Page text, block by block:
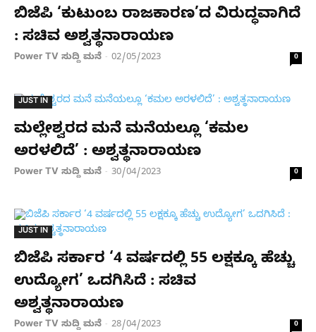
ಬಿಜೆಪಿ ‘ಕುಟುಂಬ ರಾಜಕಾರಣ’ದ ವಿರುದ್ಧವಾಗಿದೆ
: ಸಚಿವ ಅಶ್ವತ್ಥನಾರಾಯಣ
Power TV ಸುದ್ದಿ ಮನೆ - 02/05/2023 0
JUST IN
ಮಲ್ಲೇಶ್ವರದ ಮನೆ ಮನೆಯಲ್ಲೂ ‘ಕಮಲ
ಅರಳಲಿದೆ’ : ಅಶ್ವತ್ಥನಾರಾಯಣ
Power TV ಸುದ್ದಿ ಮನೆ - 30/04/2023 0
JUST IN
ಬಿಜೆಪಿ ಸರ್ಕಾರ ‘4 ವರ್ಷದಲ್ಲಿ 55 ಲಕ್ಷಕ್ಕೂ ಹೆಚ್ಚು
ಉದ್ಯೋಗ’ ಒದಗಿಸಿದೆ : ಸಚಿವ
ಅಶ್ವತ್ಥನಾರಾಯಣ
Power TV ಸುದ್ದಿ ಮನೆ - 28/04/2023 0